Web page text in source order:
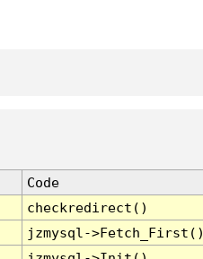
Code
checkredirect()
jzmysql-